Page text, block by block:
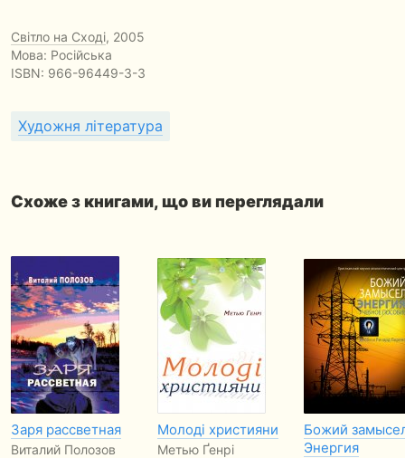
Світло на Сході, 2005
Мова: Російська
ISBN: 966-96449-3-3
Художня література
Схоже з книгами, що ви переглядали
Заря рассветная
Виталий Полозов
Молоді християни
Метью Ґенрі
Божий
Энергия